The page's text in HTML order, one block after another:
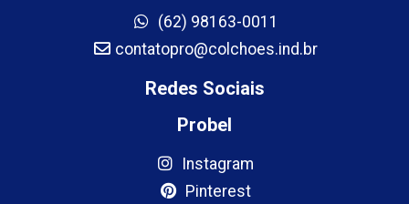
(62) 98163-0011
contatopro@colchoes.ind.br
Redes Sociais
Probel
Instagram
Pinterest